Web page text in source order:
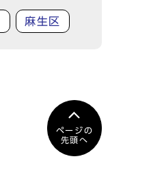
麻生区
ページの
先頭へ